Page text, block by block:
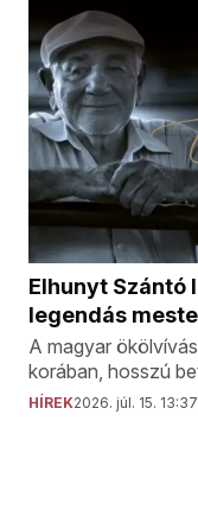
Elhunyt Szántó
legendás
A magyar
korában, hosszú
HÍREK2026. júl. 15. 13:37